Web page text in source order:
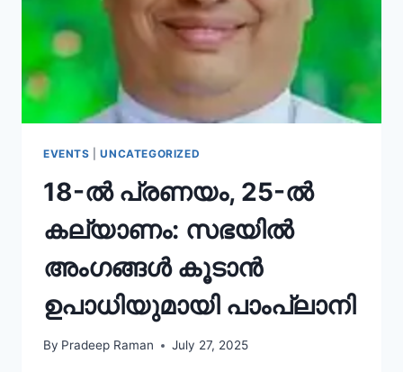
EVENTS |UNCATEGORIZED
18-ൽ പ്രണയം, 25-ൽ
കല്യാണം: സഭയിൽ
അംഗങ്ങൾ കൂടാൻ
ഉപാധിയുമായി പാംപ്ലാനി
By Pradeep Raman July 27, 2025